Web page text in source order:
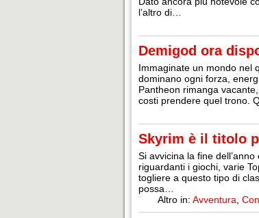
l’altro di…
Demigod ora
Immaginate un mondo nel
dominano ogni forza,
Pantheon rimanga
costi prendere quel trono.
Skyrim è il titolo
Si avvicina la fine
riguardanti i giochi, varie
togliere a questo tipo di
possa…
Altro in: Avventura